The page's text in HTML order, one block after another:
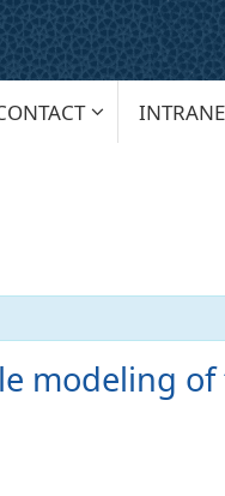
modeling